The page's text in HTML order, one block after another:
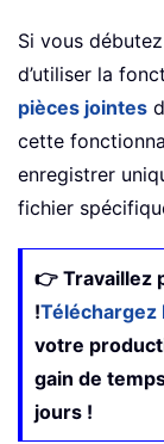
Si vous
d’utiliser la
pièces jointes
cette
enregistrer
fichier
👉 Travaillez
!Téléchargez
votre
gain de
jours !